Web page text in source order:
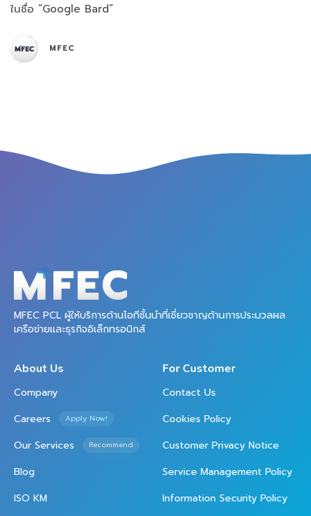
ในชื่อ “Google Bard”
MFEC
MFEC PCL ผู้ให้บริการด้านไอทีชั้นนำที่เชี่ยวชาญด้านการประมวลผล
เครือข่ายและธุรกิจอิเล็กทรอนิกส์
About Us
Company
Careers
Apply Now!
Our Services Recommend
Blog
ISO KM
For Customer
Contact Us
Cookies Policy
Customer Privacy Notice
Service Management Policy
Information Security Policy